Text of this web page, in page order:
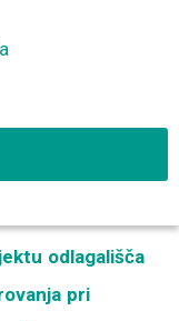
odlagališča
pri